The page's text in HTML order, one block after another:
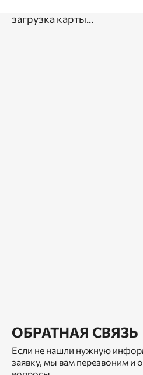
загрузка карты...
ОБРАТНАЯ СВЯЗЬ
Если не нашли нужную
заявку, мы вам перезвоним и